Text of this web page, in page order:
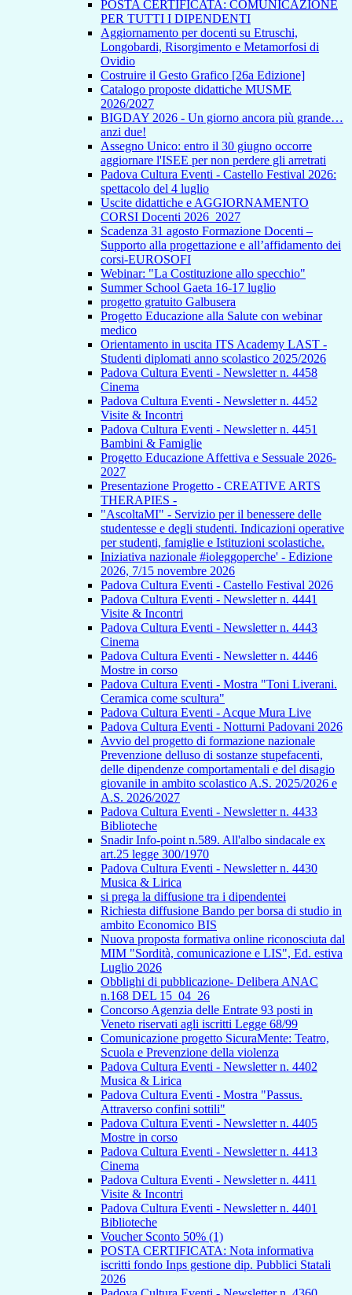
POSTA CERTIFICATA: COMUNICAZIONE
PER TUTTI I DIPENDENTI
Aggiornamento per docenti su Etruschi,
Longobardi, Risorgimento e Metamorfosi di
Ovidio
Costruire il Gesto Grafico [26a Edizione]
Catalogo proposte didattiche MUSME
2026/2027
BIGDAY 2026 - Un giorno ancora più grande…
anzi due!
Assegno Unico: entro il 30 giugno occorre
aggiornare l'ISEE per non perdere gli arretrati
Padova Cultura Eventi - Castello Festival 2026:
spettacolo del 4 luglio
Uscite didattiche e AGGIORNAMENTO
CORSI Docenti 2026_2027
Scadenza 31 agosto Formazione Docenti –
Supporto alla progettazione e all’affidamento dei
corsi-EUROSOFI
Webinar: "La Costituzione allo specchio"
Summer School Gaeta 16-17 luglio
progetto gratuito Galbusera
Progetto Educazione alla Salute con webinar
medico
Orientamento in uscita ITS Academy LAST -
Studenti diplomati anno scolastico 2025/2026
Padova Cultura Eventi - Newsletter n. 4458
Cinema
Padova Cultura Eventi - Newsletter n. 4452
Visite & Incontri
Padova Cultura Eventi - Newsletter n. 4451
Bambini & Famiglie
Progetto Educazione Affettiva e Sessuale 2026-
2027
Presentazione Progetto - CREATIVE ARTS
THERAPIES -
"AscoltaMI" - Servizio per il benessere delle
studentesse e degli studenti. Indicazioni operative
per studenti, famiglie e Istituzioni scolastiche.
Iniziativa nazionale #ioleggoperche' - Edizione
2026, 7/15 novembre 2026
Padova Cultura Eventi - Castello Festival 2026
Padova Cultura Eventi - Newsletter n. 4441
Visite & Incontri
Padova Cultura Eventi - Newsletter n. 4443
Cinema
Padova Cultura Eventi - Newsletter n. 4446
Mostre in corso
Padova Cultura Eventi - Mostra "Toni Liverani.
Ceramica come scultura"
Padova Cultura Eventi - Acque Mura Live
Padova Cultura Eventi - Notturni Padovani 2026
Avvio del progetto di formazione nazionale
Prevenzione delluso di sostanze stupefacenti,
delle dipendenze comportamentali e del disagio
giovanile in ambito scolastico A.S. 2025/2026 e
A.S. 2026/2027
Padova Cultura Eventi - Newsletter n. 4433
Biblioteche
Snadir Info-point n.589. All'albo sindacale ex
art.25 legge 300/1970
Padova Cultura Eventi - Newsletter n. 4430
Musica & Lirica
si prega la diffusione tra i dipendentei
Richiesta diffusione Bando per borsa di studio in
ambito Economico BIS
Nuova proposta formativa online riconosciuta dal
MIM "Sordità, comunicazione e LIS", Ed. estiva
Luglio 2026
Obblighi di pubblicazione- Delibera ANAC
n.168 DEL 15_04_26
Concorso Agenzia delle Entrate 93 posti in
Veneto riservati agli iscritti Legge 68/99
Comunicazione progetto SicuraMente: Teatro,
Scuola e Prevenzione della violenza
Padova Cultura Eventi - Newsletter n. 4402
Musica & Lirica
Padova Cultura Eventi - Mostra "Passus.
Attraverso confini sottili"
Padova Cultura Eventi - Newsletter n. 4405
Mostre in corso
Padova Cultura Eventi - Newsletter n. 4413
Cinema
Padova Cultura Eventi - Newsletter n. 4411
Visite & Incontri
Padova Cultura Eventi - Newsletter n. 4401
Biblioteche
Voucher Sconto 50% (1)
POSTA CERTIFICATA: Nota informativa
iscritti fondo Inps gestione dip. Pubblici Statali
2026